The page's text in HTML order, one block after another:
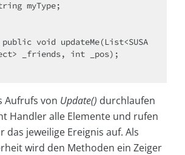
_friends, int _pos);
Aufrufs von Update() durchlaufen
Handler alle Elemente und rufen
das jeweilige Ereignis auf. Als
wird den Methoden ein Zeiger